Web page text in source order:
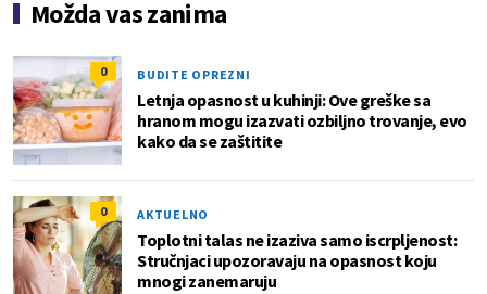
Možda vas zanima
0 BUDITE OPREZNI
Letnja opasnost u kuhinji: Ove greške sa
hranom mogu izazvati ozbiljno trovanje, evo
kako da se zaštitite
0 AKTUELNO
Toplotni talas ne izaziva samo iscrpljenost:
Stručnjaci upozoravaju na opasnost koju
mnogi zanemaruju